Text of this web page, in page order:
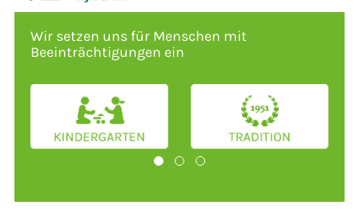
Wir setzen uns für Menschen mit
Beeinträchtigungen ein